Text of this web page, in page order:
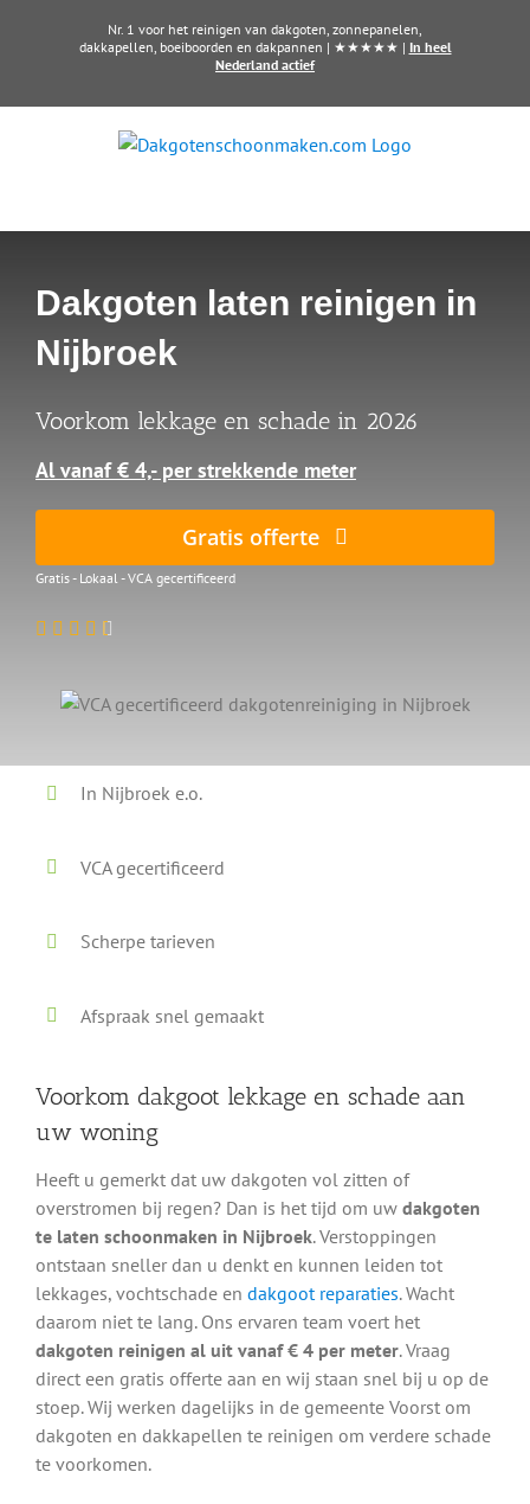
Nr. 1 voor het reinigen van dakgoten, zonnepanelen,
dakkapellen, boeiboorden en dakpannen | ★★★★★ | In heel
Nederland actief
Dakgoten laten reinigen in
Nijbroek
Voorkom lekkage en schade in 2026
Al vanaf € 4,- per strekkende meter
Gratis offerte
Gratis - Lokaal - VCA gecertificeerd
In Nijbroek e.o.
VCA gecertificeerd
Scherpe tarieven
Afspraak snel gemaakt
Voorkom dakgoot lekkage en schade aan
uw woning
Heeft u gemerkt dat uw dakgoten vol zitten of
overstromen bij regen? Dan is het tijd om uw dakgoten
te laten schoonmaken in Nijbroek. Verstoppingen
ontstaan sneller dan u denkt en kunnen leiden tot
lekkages, vochtschade en dakgoot reparaties. Wacht
daarom niet te lang. Ons ervaren team voert het
dakgoten reinigen al uit vanaf € 4 per meter. Vraag
direct een gratis offerte aan en wij staan snel bij u op de
stoep. Wij werken dagelijks in de gemeente Voorst om
dakgoten en dakkapellen te reinigen om verdere schade
te voorkomen.